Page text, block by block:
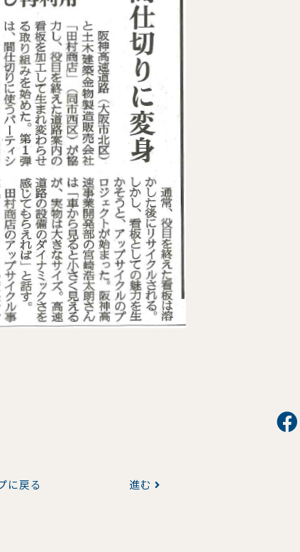
に戻る 進む